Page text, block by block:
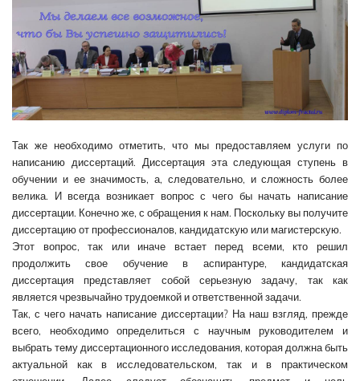
Так же необходимо отметить, что мы предоставляем услуги по
написанию диссертаций. Диссертация эта следующая ступень в
обучении и ее значимость, а, следовательно, и сложность более
велика. И всегда возникает вопрос с чего бы начать написание
диссертации. Конечно же, с обращения к нам. Поскольку вы получите
диссертацию от профессионалов, кандидатскую или магистерскую.
Этот вопрос, так или иначе встает перед всеми, кто решил
продолжить свое обучение в аспирантуре, кандидатская
диссертация представляет собой серьезную задачу, так как
является чрезвычайно трудоемкой и ответственной задачи.
Так, с чего начать написание диссертации? На наш взгляд, прежде
всего, необходимо определиться с научным руководителем и
выбрать тему диссертационного исследования, которая должна быть
актуальной как в исследовательском, так и в практическом